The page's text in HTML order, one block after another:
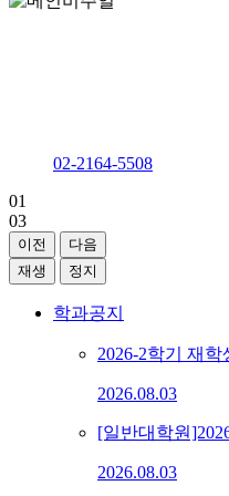
02-2164-5508
01
03
이전
다음
재생
정지
학과공지
2026-2학기 재
2026.08.03
[일반대학원
2026.08.03